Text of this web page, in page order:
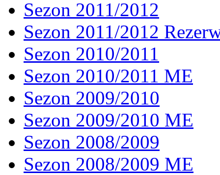
Sezon 2011/2012
Sezon 2011/2012
Sezon 2010/2011
Sezon 2010/2011 ME
Sezon 2009/2010
Sezon 2009/2010 ME
Sezon 2008/2009
Sezon 2008/2009 ME